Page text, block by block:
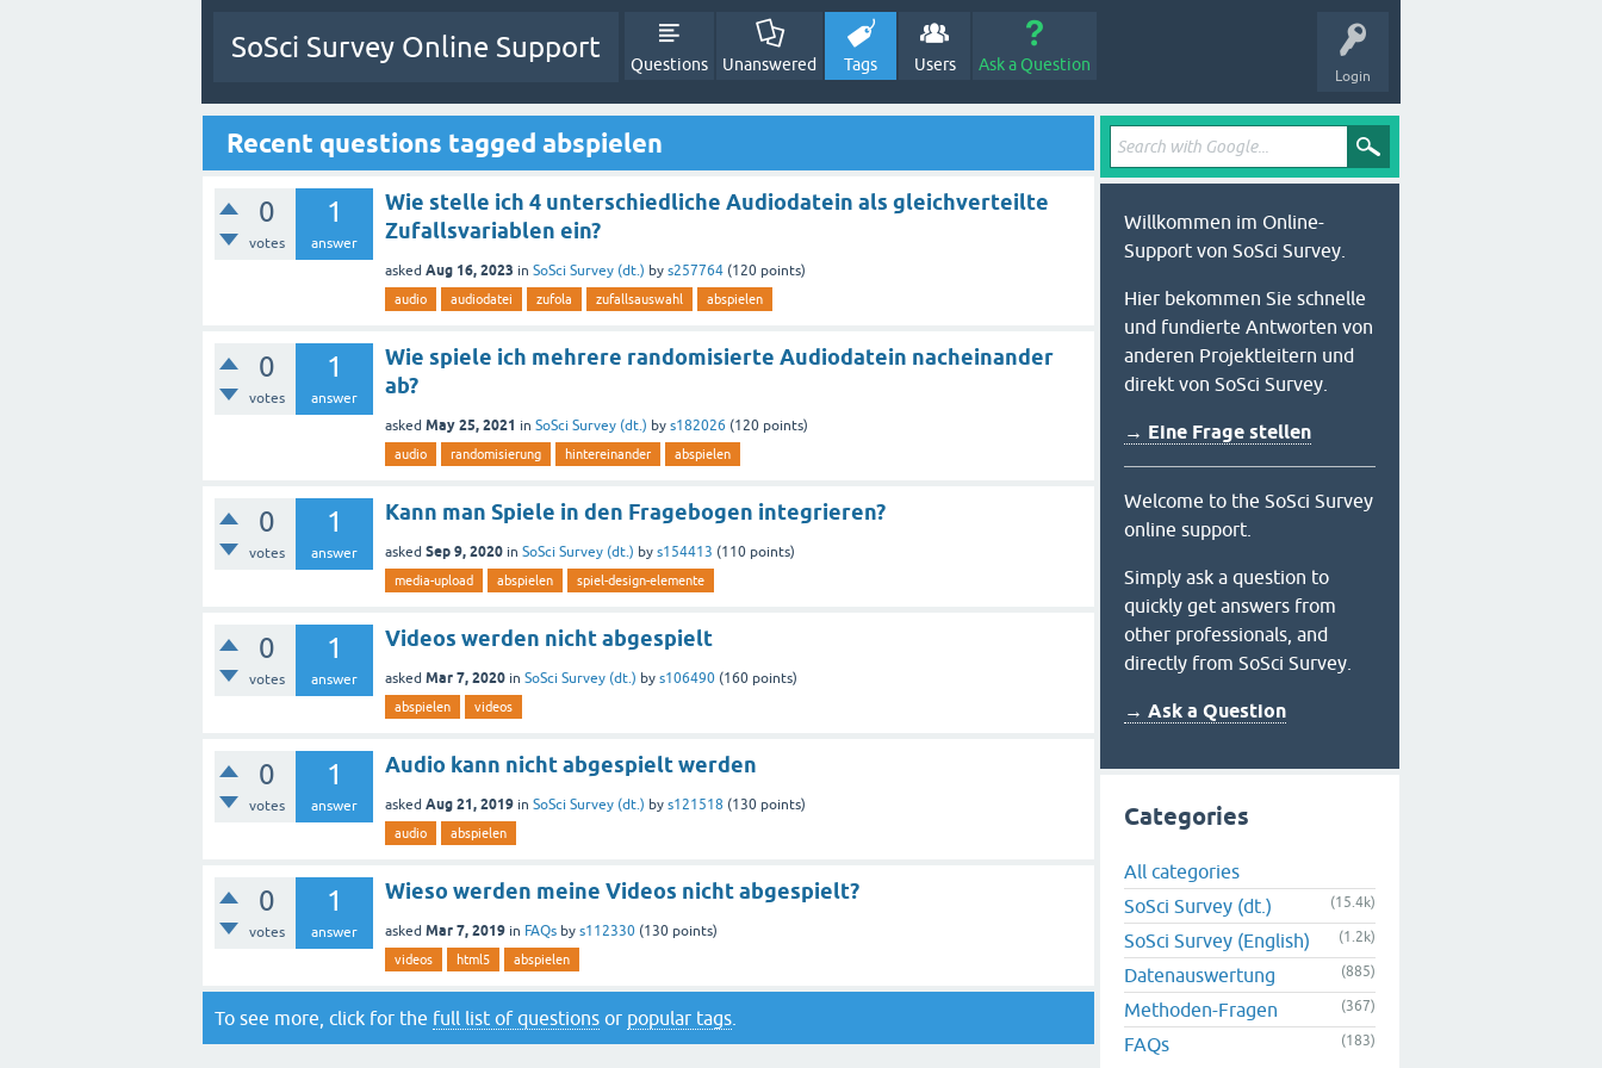
Login
SoSci Survey Online Support
Questions Unanswered Tags Users Ask a Question
Recent questions tagged abspielen
0
votes
1
answer
Wie stelle ich 4 unterschiedliche Audiodatein als gleichverteilte
Zufallsvariablen ein?
asked Aug 16, 2023 in SoSci Survey (dt.) by s257764 (120 points)
audio audiodatei zufola zufallsauswahl abspielen
0
votes
1
answer
Wie spiele ich mehrere randomisierte Audiodatein nacheinander
ab?
asked May 25, 2021 in SoSci Survey (dt.) by s182026 (120 points)
audio randomisierung hintereinander abspielen
0
votes
1
answer
Kann man Spiele in den Fragebogen integrieren?
asked Sep 9, 2020 in SoSci Survey (dt.) by s154413 (110 points)
media-upload abspielen spiel-design-elemente
0
votes
1
answer
Videos werden nicht abgespielt
asked Mar 7, 2020 in SoSci Survey (dt.) by s106490 (160 points)
abspielen videos
0
votes
1
answer
Audio kann nicht abgespielt werden
asked Aug 21, 2019 in SoSci Survey (dt.) by s121518 (130 points)
audio abspielen
0
votes
1
answer
Wieso werden meine Videos nicht abgespielt?
asked Mar 7, 2019 in FAQs by s112330 (130 points)
videos html5 abspielen
To see more, click for the full list of questions or popular tags
Willkommen im Online-
Support von SoSci Survey.
Hier bekommen Sie schnelle
und fundierte Antworten von
anderen Projektleitern und
direkt von SoSci Survey.
→ Eine Frage stellen
Welcome to the SoSci Survey
online support.
Simply ask a question to
quickly get answers from
other professionals, and
directly from SoSci Survey.
→ Ask a Question
Categories
All categories
SoSci Survey (dt.)
(15.4k)
SoSci Survey (English) (1.2k)
Datenauswertung (885)
Methoden-Fragen (367)
FAQs (183)